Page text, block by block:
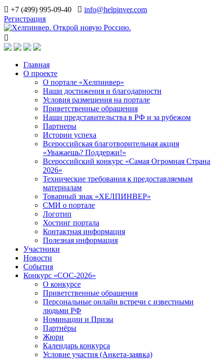
+7 (499) 995-09-40
info@helpinver.com
Регистрация
Главная
О проекте
О портале «Хелпинвер»
Наши достижения и благодарности
Условия размещения на портале
Приветственные обращения
Наши представительства в РФ и за рубежом
Партнеры
Истории успеха
Всероссийская благотворительная акция
«Уважаешь? Поддержи!»
Всероссийский конкурс «Самая Огромная Страна
2026»
Технические требования к предоставляемым
материалам
Товарный знак «ХЕЛПИНВЕР»
СМИ о портале
Логотип
Хостинг портала
Контактная информация
Полезная информация
Участники
Новости
События
Конкурс «СОС-2026»
О конкурсе
Приветственные обращения
Персональные онлайн встречи с известными
людьми РФ
Номинации и Призы
Партнёры
Жюри
Календарь конкурса
Условие участия (Анкета-заявка)